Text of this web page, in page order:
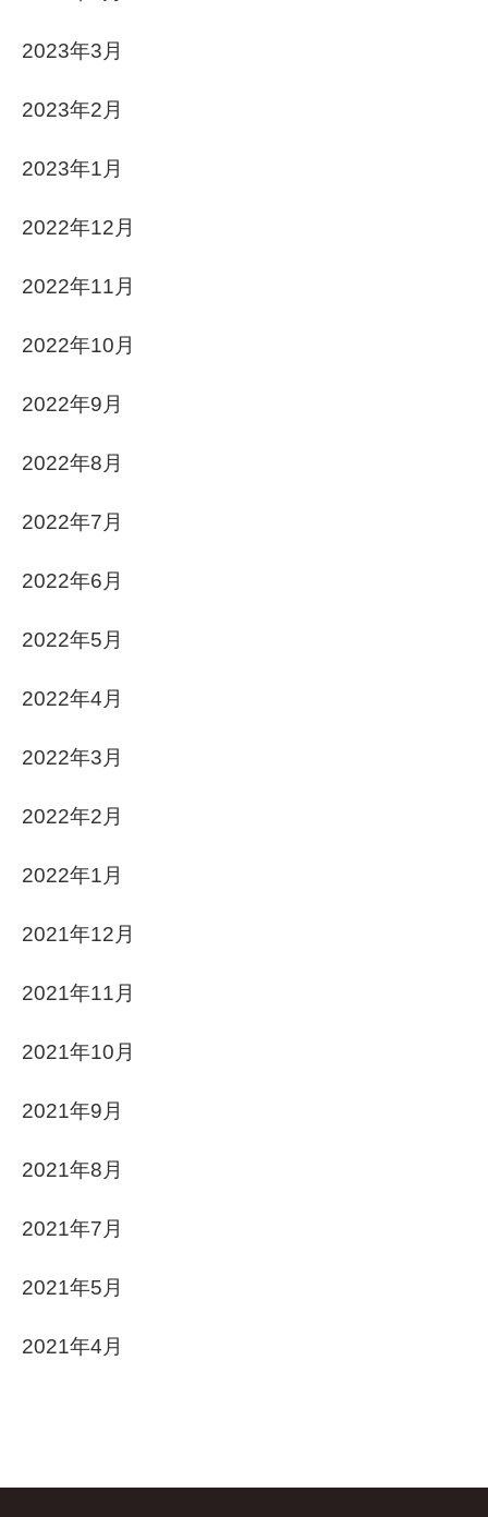
2023年3月
2023年2月
2023年1月
2022年12月
2022年11月
2022年10月
2022年9月
2022年8月
2022年7月
2022年6月
2022年5月
2022年4月
2022年3月
2022年2月
2022年1月
2021年12月
2021年11月
2021年10月
2021年9月
2021年8月
2021年7月
2021年5月
2021年4月